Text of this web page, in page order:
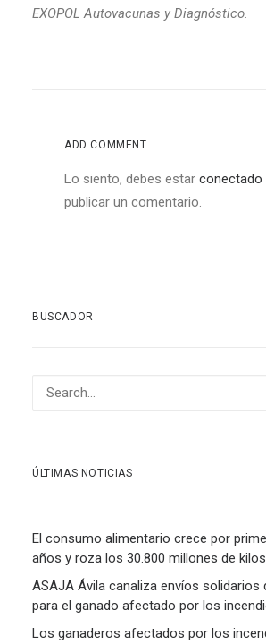
EXOPOL Autovacunas y Diagnóstico.
ADD COMMENT
Lo siento, debes estar conectado
publicar un comentario.
BUSCADOR
ÚLTIMAS NOTICIAS
El consumo alimentario crece por
años y roza los 30.800 millones de kilos
ASAJA Ávila canaliza envíos solidarios
para el ganado afectado por los
Los ganaderos afectados por los